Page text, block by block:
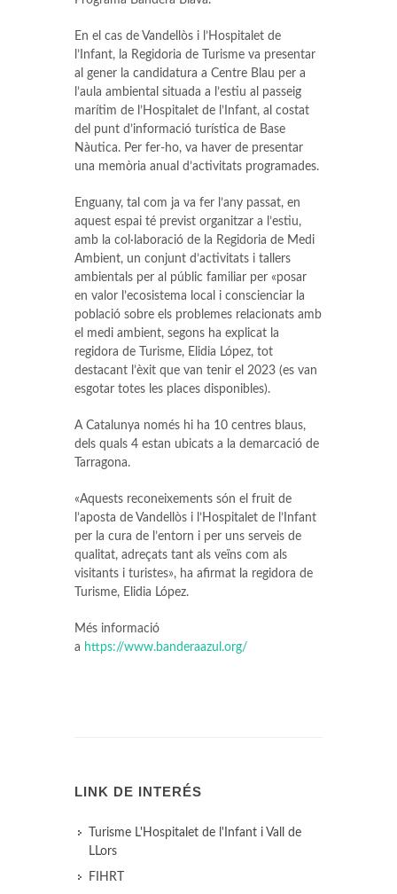
En el cas de Vandellòs i l’Hospitalet de
l’Infant, la Regidoria de Turisme va presentar
al gener la candidatura a Centre Blau per a
l’aula ambiental situada a l’estiu al passeig
marítim de l’Hospitalet de l’Infant, al costat
del punt d’informació turística de Base
Nàutica. Per fer-ho, va haver de presentar
una memòria anual d’activitats programades.
Enguany, tal com ja va fer l’any passat, en
aquest espai té previst organitzar a l’estiu,
amb la col·laboració de la Regidoria de Medi
Ambient, un conjunt d’activitats i tallers
ambientals per al públic familiar per «posar
en valor l’ecosistema local i conscienciar la
població sobre els problemes relacionats amb
el medi ambient, segons ha explicat la
regidora de Turisme, Elidia López, tot
destacant l’èxit que van tenir el 2023 (es van
esgotar totes les places disponibles).
A Catalunya només hi ha 10 centres blaus,
dels quals 4 estan ubicats a la demarcació de
Tarragona.
«Aquests reconeixements són el fruit de
l’aposta de Vandellòs i l’Hospitalet de l’Infant
per la cura de l’entorn i per uns serveis de
qualitat, adreçats tant als veïns com als
visitants i turistes», ha afirmat la regidora de
Turisme, Elidia López.
Més informació
a https://www.banderaazul.org/
LINK DE INTERÉS
Turisme L'Hospitalet de l'Infant i Vall de
LLors
FIHRT